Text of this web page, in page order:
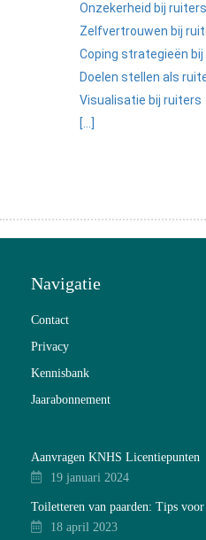
Onzekerheid bij ruiters
Zelfvertrouwen bij
Coping strategieën
Doelen stellen als
Visualisatie bij ruiters
[...]
Navigatie
Contact
Privacy
Kennisbank
Jaarabonnement
Aanvragen KNHS Licentiepunten
19 januari 2024
Toiletteren van paarden: Tips
18 april 2023